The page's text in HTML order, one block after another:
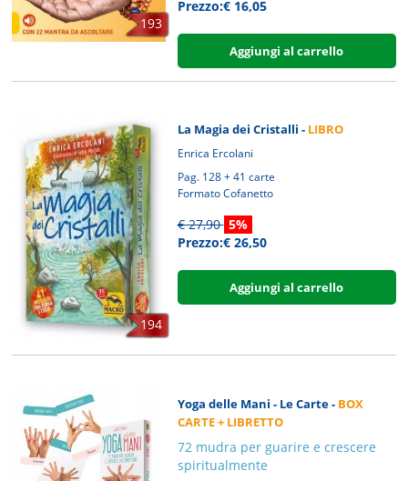
193
Prezzo:€ 16,05
Aggiungi al carrello
194
La Magia dei Cristalli - LIBRO
Enrica Ercolani
Pag. 128 + 41 carte
Formato Cofanetto
€ 27,90 5%
Prezzo:€ 26,50
Aggiungi al carrello
Yoga delle Mani - Le Carte - BOX
CARTE + LIBRETTO
72 mudra per guarire e crescere
spiritualmente